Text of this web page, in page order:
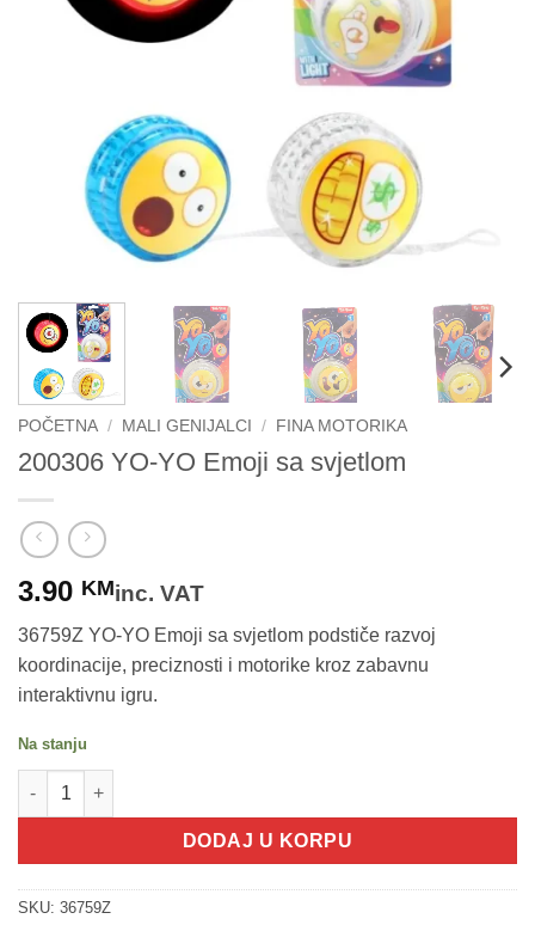
POČETNA / MALI GENIJALCI / FINA MOTORIKA
200306 YO-YO Emoji sa svjetlom
3.90 KMinc. VAT
36759Z YO-YO Emoji sa svjetlom podstiče razvoj
koordinacije, preciznosti i motorike kroz zabavnu
interaktivnu igru.
Na stanju
200306 YO-YO Emoji sa svjetlom količina
DODAJ U KORPU
SKU: 36759Z